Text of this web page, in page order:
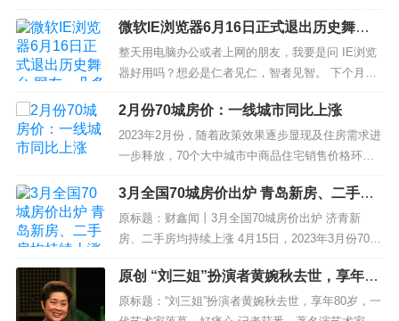
3月份的全球表现最差货币，到最近的全球表现最佳
货币，俄罗斯卢布仅用了两个多月时间。这样的“惊
天逆转”到底是怎么完成的？ 卢布没被打趴下 俄乌
冲突以来，俄罗斯...
微软IE浏览器6月16日正式退出历史舞台
网友：几多欢喜几多愁
整天用电脑办公或者上网的朋友，我要是问 IE浏览
器好用吗？想必是仁者见仁，智者见智。 下个月，
这位曾经的浏览器“霸主”就要和网友们告别了，陪伴
了27年的IE浏览器，有什么想说说的吗？ 点个关注
不迷路。今天阿伟就和大家一起聊聊微软IE浏览器6
月16日正式退出历史舞台，此后...
2月份70城房价：一线城市同比上涨
2023年2月份，随着政策效果逐步显现及住房需求进
一步释放，70个大中城市中商品住宅销售价格环比
上涨城市个数继续增加，各线城市商品住宅销售价
格环比总体上涨，一线城市商品住宅销售价格同比
上涨、二三线城市同比降幅收窄...
3月全国70城房价出炉 青岛新房、二手房
均持续上涨
原标题：财鑫闻丨3月全国70城房价出炉 济青新
房、二手房均持续上涨 4月15日，2023年3月份70个
大中城市商品住宅销售价格变动情况出炉，3月份各
线城市商品住宅销售价格环比上涨。山东纳入统计
的4个城市中，济南、青岛、烟台、济宁的新房、...
原创 “刘三姐”扮演者黄婉秋去世，享年80
岁，一代艺术家落幕，好痛心
原标题：“刘三姐”扮演者黄婉秋去世，享年80岁，一